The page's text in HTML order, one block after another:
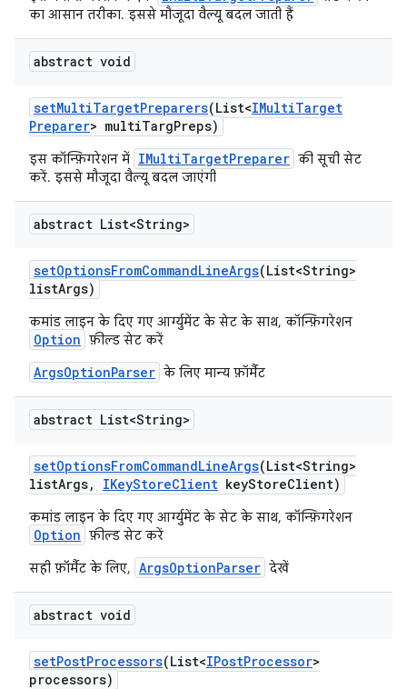
का आसान तरीका. इससे मौजूदा वैल्यू बदल जाती हैं
abstract void
setMultiTargetPreparers(List<IMultiTarget
Preparer> multiTargPreps)
इस कॉन्फ़िगरेशन में IMultiTargetPreparer की सूची सेट
करें. इससे मौजूदा वैल्यू बदल जाएंगी
abstract List<String>
setOptionsFromCommandLineArgs(List<String>
listArgs)
कमांड लाइन के दिए गए आर्ग्युमेंट के सेट के साथ, कॉन्फ़िगरेशन
Option फ़ील्ड सेट करें
ArgsOptionParser के लिए मान्य फ़ॉर्मैट
abstract List<String>
setOptionsFromCommandLineArgs(List<String>
listArgs, IKeyStoreClient keyStoreClient)
कमांड लाइन के दिए गए आर्ग्युमेंट के सेट के साथ, कॉन्फ़िगरेशन
Option फ़ील्ड सेट करें
सही फ़ॉर्मैट के लिए, ArgsOptionParser देखें
abstract void
setPostProcessors(List<IPostProcessor>
processors)